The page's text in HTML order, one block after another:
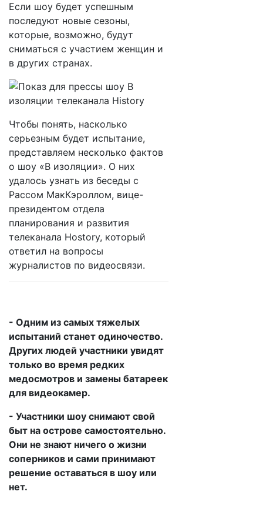
Если шоу будет успешным
последуют новые сезоны,
которые, возможно, будут
сниматься с участием женщин и
в других странах.
Чтобы понять, насколько
серьезным будет испытание,
представляем несколько фактов
о шоу «В изоляции». О них
удалось узнать из беседы с
Рассом МакКэроллом, вице-
президентом отдела
планирования и развития
телеканала Hostory, который
ответил на вопросы
журналистов по видеосвязи.
- Одним из самых тяжелых
испытаний станет одиночество.
Других людей участники увидят
только во время редких
медосмотров и замены батареек
для видеокамер.
- Участники шоу снимают свой
быт на острове самостоятельно.
Они не знают ничего о жизни
соперников и сами принимают
решение оставаться в шоу или
нет.